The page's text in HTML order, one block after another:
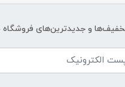
و جدیدترین‌های فروشگاه